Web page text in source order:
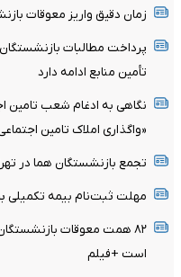
زمان دقیق واریز معوقات
پرداخت مطالبات
تأمین منابع ادامه دارد
نگاهی به ادغام شعب تامین
«واگذاری املاک تامین
تجمع بازنشستگان هما در
مهلت ثبت‌نام بیمه تکمیلی
۸۲ همت معوقات
است +فیلم